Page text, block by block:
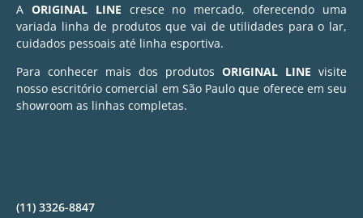
A ORIGINAL LINE cresce no mercado, oferecendo uma
variada linha de produtos que vai de utilidades para o lar,
cuidados pessoais até linha esportiva.
Para conhecer mais dos produtos ORIGINAL LINE visite
nosso escritório comercial em São Paulo que oferece em seu
showroom as linhas completas.
(11) 3326-8847